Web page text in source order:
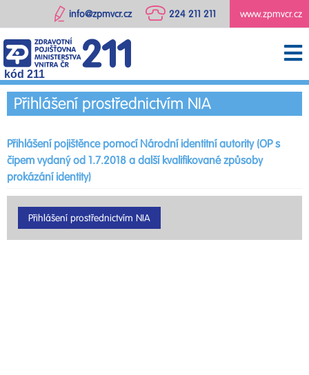
www.zpmvcr.cz
224 211 211
info@zpmvcr.cz
kód 211
Přihlášení prostřednictvím NIA
Přihlášení pojištěnce pomocí Národní identitní autority (OP s
čipem vydaný od 1.7.2018 a další kvalifikované způsoby
prokázání identity)